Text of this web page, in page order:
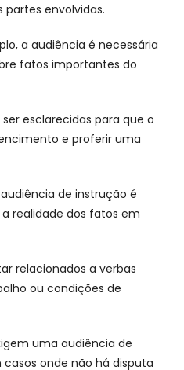
partes envolvidas.
a audiência é necessária
fatos importantes do
esclarecidas para que o
e proferir uma
de instrução é
realidade dos fatos em
relacionados a verbas
ou condições de
uma audiência de
onde não há disputa